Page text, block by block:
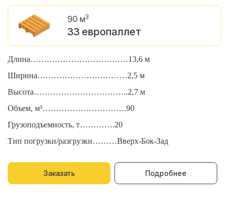
90 м3
33 европаллет
Длина………………………………13,6 м
Ширина……………………………2,5 м
Высота……………………………..2,7 м
Объем, м³………………………….90
Грузоподъемность, т………….20
Тип погрузки/разгрузки………Вверх-Бок-Зад
Заказать Подробнее